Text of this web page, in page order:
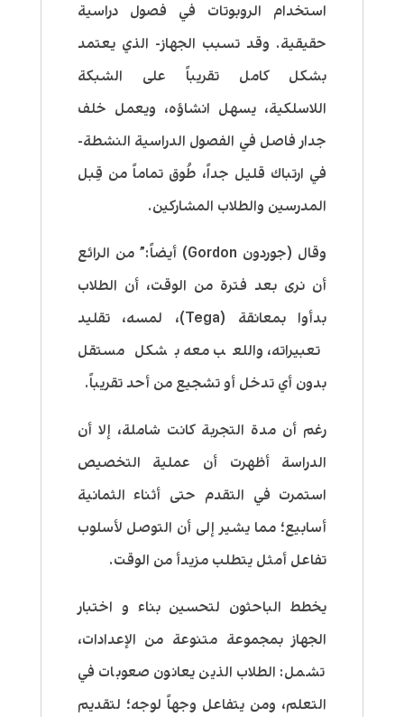
استخدام الروبوتات في فصول دراسية
حقيقية. وقد تسبب الجهاز- الذي يعتمد
بشكل كامل تقريباً على الشبكة
اللاسلكية، يسهل انشاؤه، ويعمل خلف
جدار فاصل في الفصول الدراسية النشطة-
في ارتباك قليل جداً، طُوق تماماً من قِبل
المدرسين والطلاب المشاركين.
وقال (جوردون Gordon) أيضاً:” من الرائع
أن نرى بعد فترة من الوقت، أن الطلاب
بدأوا بمعانقة (Tega)، لمسه، تقليد
تعبيراته، واللعب معه بشكل مستقل
بدون أي تدخل أو تشجيع من أحد تقريباً.
رغم أن مدة التجربة كانت شاملة، إلا أن
الدراسة أظهرت أن عملية التخصيص
استمرت في التقدم حتى أثناء الثمانية
أسابيع؛ مما يشير إلى أن التوصل لأسلوب
تفاعل أمثل يتطلب مزيدأ من الوقت.
يخطط الباحثون لتحسين بناء و اختبار
الجهاز بمجموعة متنوعة من الإعدادات،
تشمل: الطلاب الذين يعانون صعوبات في
التعلم، ومن يتفاعل وجهاً لوجه؛ لتقديم